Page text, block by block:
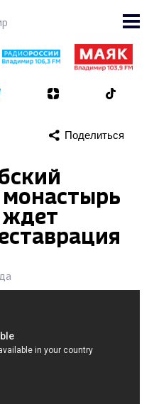
Поделиться
монастырь
ждет